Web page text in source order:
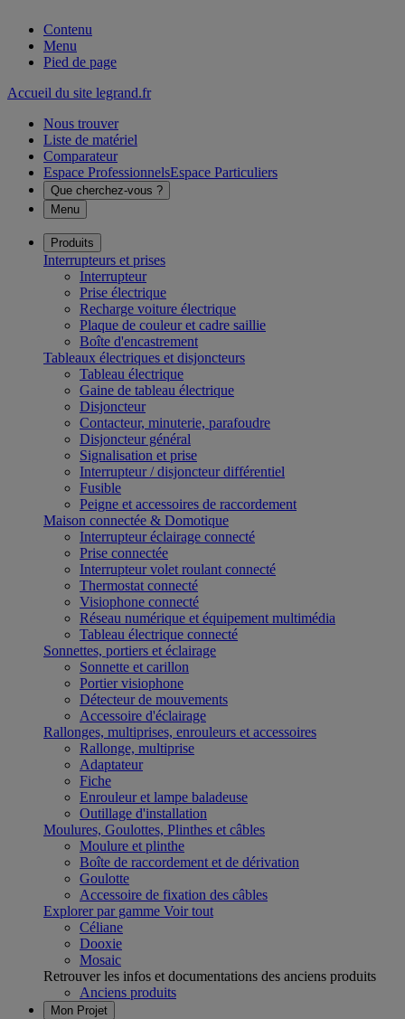
Contenu
Menu
Pied de page
Accueil du site legrand.fr
Nous trouver
Liste de matériel
Comparateur
Espace ProfessionnelsEspace Particuliers
Que cherchez-vous ?
Menu
Produits
Interrupteurs et prises
Interrupteur
Prise électrique
Recharge voiture électrique
Plaque de couleur et cadre saillie
Boîte d'encastrement
Tableaux électriques et disjoncteurs
Tableau électrique
Gaine de tableau électrique
Disjoncteur
Contacteur, minuterie, parafoudre
Disjoncteur général
Signalisation et prise
Interrupteur / disjoncteur différentiel
Fusible
Peigne et accessoires de raccordement
Maison connectée & Domotique
Interrupteur éclairage connecté
Prise connectée
Interrupteur volet roulant connecté
Thermostat connecté
Visiophone connecté
Réseau numérique et équipement multimédia
Tableau électrique connecté
Sonnettes, portiers et éclairage
Sonnette et carillon
Portier visiophone
Détecteur de mouvements
Accessoire d'éclairage
Rallonges, multiprises, enrouleurs et accessoires
Rallonge, multiprise
Adaptateur
Fiche
Enrouleur et lampe baladeuse
Outillage d'installation
Moulures, Goulottes, Plinthes et câbles
Moulure et plinthe
Boîte de raccordement et de dérivation
Goulotte
Accessoire de fixation des câbles
Explorer par gamme Voir tout
Céliane
Dooxie
Mosaic
Retrouver les infos et documentations des anciens produits
Anciens produits
Mon Projet